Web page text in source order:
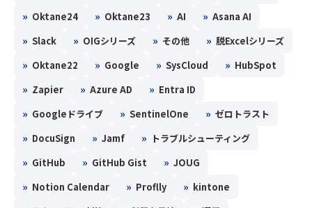
» Oktane24 » Oktane23 » AI » Asana AI
» Slack » OIGシリーズ » その他 » 脱Excelシリーズ
» Oktane22 » Google » SysCloud » HubSpot
» Zapier » Azure AD » Entra ID
» Googleドライブ » SentinelOne » ゼロトラスト
» DocuSign » Jamf » トラブルシューティング
» GitHub » GitHub Gist » JOUG
» Notion Calendar » Proflly » kintone